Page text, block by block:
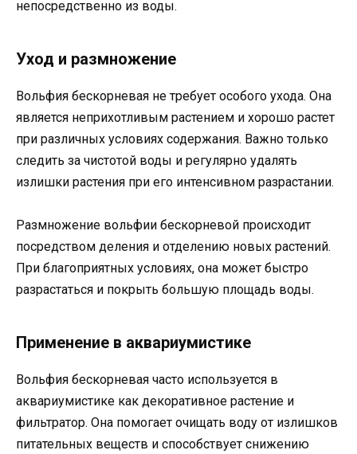
непосредственно из воды.
Уход и размножение
Вольфия бескорневая не требует особого ухода. Она
является неприхотливым растением и хорошо растет
при различных условиях содержания. Важно только
следить за чистотой воды и регулярно удалять
излишки растения при его интенсивном разрастании.
Размножение вольфии бескорневой происходит
посредством деления и отделению новых растений.
При благоприятных условиях, она может быстро
разрастаться и покрыть большую площадь воды.
Применение в аквариумистике
Вольфия бескорневая часто используется в
аквариумистике как декоративное растение и
фильтратор. Она помогает очищать воду от излишков
питательных веществ и способствует снижению